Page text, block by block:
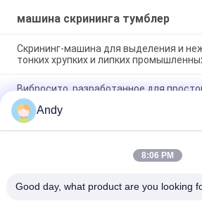
машина скрининга тумблер
Скрининг-машина для выделения и
тонких хрупких и липких
Вибросито, разработанное для
бережного просеивания хрупких,
материалов в промышленности
многоуровневой классификацией
стабильной работой с низким уровнем
Andy
8:06 PM
Good day, what product are you looking